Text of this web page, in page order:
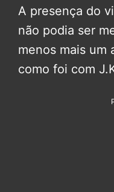
A presença do
não podia ser
menos mais um
como foi com